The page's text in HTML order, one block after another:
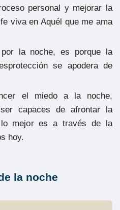
personal y mejorar la
viva en Aquél que me ama
la noche, es porque la
se apodera de
el miedo a la noche,
ser capaces de afrontar la
mejor es a través de la
hoy.
la noche